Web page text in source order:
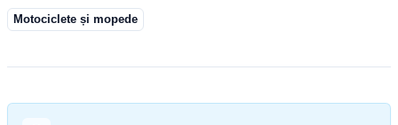
Motociclete și mopede